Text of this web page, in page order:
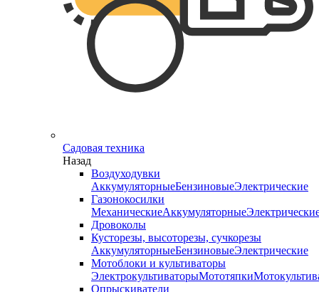
Садовая техника
Назад
Воздуходувки
АккумуляторныеБензиновыеЭлектрические
Газонокосилки
МеханическиеАккумуляторные
Дровоколы
Кусторезы, высоторезы, сучкорезы
АккумуляторныеБензиновыеЭлектрические
Мотоблоки и культиваторы
ЭлектрокультиваторыМототяпки
Опрыскиватели